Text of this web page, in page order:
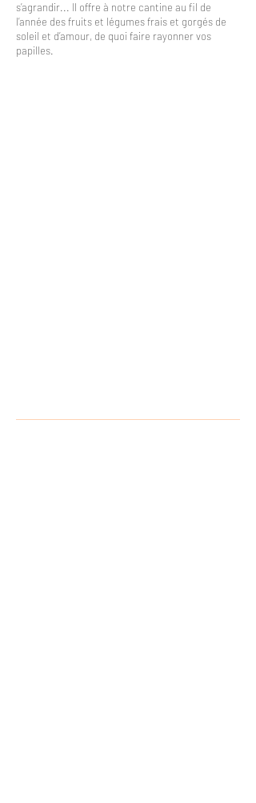
s’agrandir... Il offre à notre cantine au fil de
l’année des fruits et légumes frais et gorgés de
soleil et d’amour, de quoi faire rayonner vos
papilles.